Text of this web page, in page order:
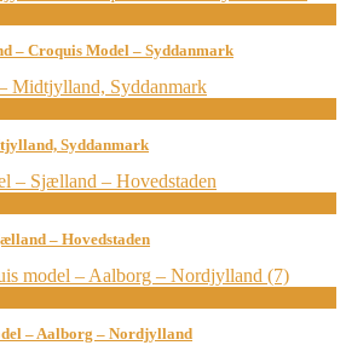
– Croquis Model – Syddanmark
Syddanmark
– Hovedstaden
– Aalborg – Nordjylland